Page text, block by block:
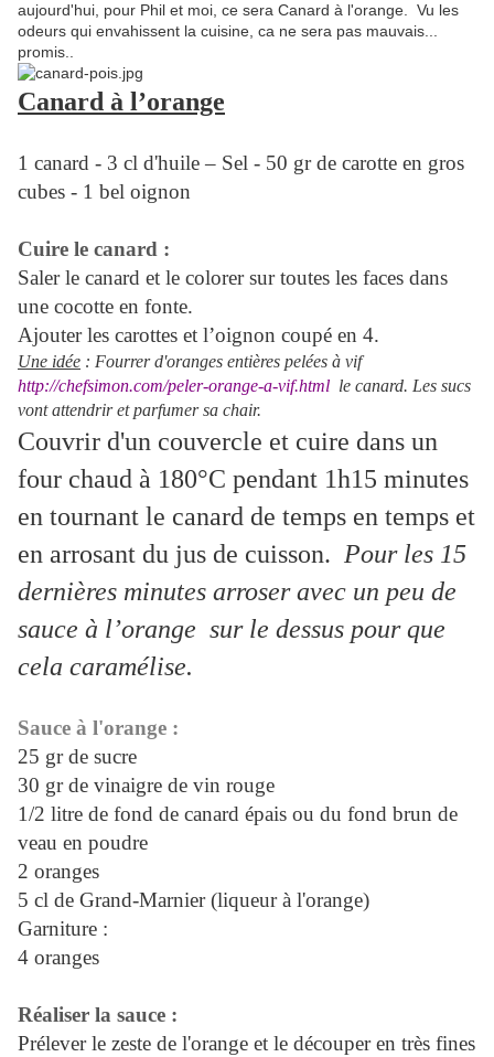
aujourd'hui, pour Phil et moi, ce sera Canard à l'orange. Vu les
odeurs qui envahissent la cuisine, ca ne sera pas mauvais...
promis..
Canard à l’orange
1 canard - 3 cl d'huile – Sel - 50 gr de carotte en gros
cubes - 1 bel oignon
Cuire le canard :
Saler le canard et le colorer sur toutes les faces dans
une cocotte en fonte.
Ajouter les carottes et l’oignon coupé en 4.
Une idée : Fourrer d'oranges entières pelées à vif
http://chefsimon.com/peler-orange-a-vif.html le canard. Les sucs
vont attendrir et parfumer sa chair.
Couvrir d'un couvercle et cuire dans un
four chaud à 180°C pendant 1h15 minutes
en tournant le canard de temps en temps et
en arrosant du jus de cuisson. Pour les 15
dernières minutes arroser avec un peu de
sauce à l’orange sur le dessus pour que
cela caramélise.
Sauce à l'orange :
25 gr de sucre
30 gr de vinaigre de vin rouge
1/2 litre de fond de canard épais ou du fond brun de
veau en poudre
2 oranges
5 cl de Grand-Marnier (liqueur à l'orange)
Garniture :
4 oranges
Réaliser la sauce :
Prélever le zeste de l'orange et le découper en très fines